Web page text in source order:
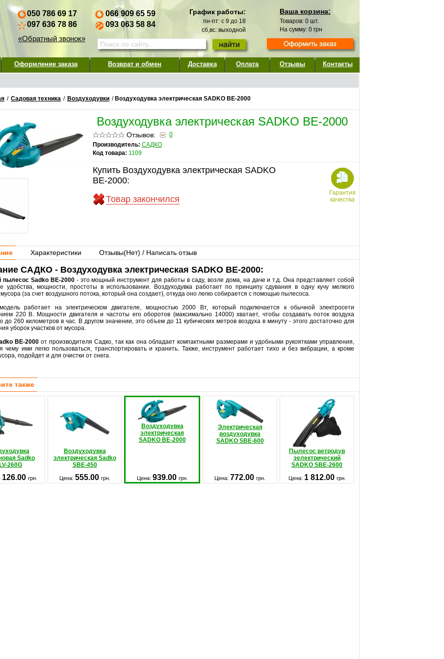
050 786 69 17
097 636 78 86
«Обратный звонок»
066 909 65 59
093 063 58 84
График работы:
пн-пт: с 9 до 18
сб,вс: выходной
Ваша корзина:
Товаров: 0 шт.
На сумму: 0 грн
Оформление заказа Возврат и обмен Доставка Оплата Отзывы Контакты
/ Садовая техника / Воздуходувки / Воздуходувка электрическая SADKO BE-2000
Воздуходувка электрическая SADKO BE-2000
Отзывов:
0
Производитель: САДКО
Код товара: 1109
Купить Воздуходувка электрическая SADKO
BE-2000:
Товар закончился
Гарантия
качества
Характеристики Отзывы(Нет) / Написать отзыв
САДКО - Воздуходувка электрическая SADKO BE-2000:
Sadko BE-2000- это мощный инструмент для работы в саду, возле дома, на даче и т.д. Она представляет собой
удобства, мощности, простоты в использовании. Воздуходувка работает по принципу сдувания в одну кучу мелкого
мусора (за счет воздушного потока, который она создает), откуда оно легко собирается с помощью пылесоса.
работает на электрическом двигателе, мощностью 2000 Вт, который подключается к обычной электросети
220 В. Мощности двигателя и частоты его оборотов (максимально 14000) хватает, чтобы создавать поток воздуха
до 260 километров в час. В другом значении, это объем до 11 кубических метров воздуха в минуту - этого достаточно для
уборок участков от мусора.
BE-2000от производителя Садко, так как она обладает компактными размерами и удобными рукоятками управления,
чему ими легко пользоваться, транспортировать и хранить. Также, инструмент работает тихо и без вибрации, а кроме
подойдет и для очистки от снега.
также
Sadko
260G
Воздуходувка
электрическая Sadko
SBE-450
Воздуходувка
электрическая
SADKO BE-2000
Электрическая
воздуходувка
SADKO SBE-600
Пылесос ветродув
эелектрический
SADKO SBE-2600
126.00 грн. Цена: 555.00 грн. Цена: 939.00 грн. Цена: 772.00 грн. Цена: 1 812.00 грн.